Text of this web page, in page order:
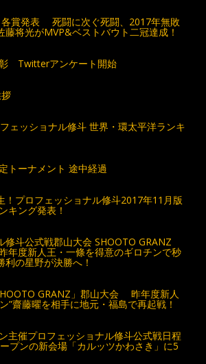
各賞発表 死闘に次ぐ死闘、2017年無敗
藤将光がMVP&ベストバウト二冠達成！
Twitterアンケート開始
ェッショナル修斗 世界・環太平洋ランキ
トーナメント 途中経過
！プロフェッショナル修斗2017年11月版
キング発表！
修斗公式戦郡山大会 SHOOTO GRANZ
度新人王・一條を得意のギロチンで秒
の星野が決勝へ！
GRANZ」郡山大会 昨年度新人
”齋藤曜を相手に地元・福島で再起戦！
主催プロフェッショナル修斗公式戦日程
ンの新会場「カルッツかわさき」に5